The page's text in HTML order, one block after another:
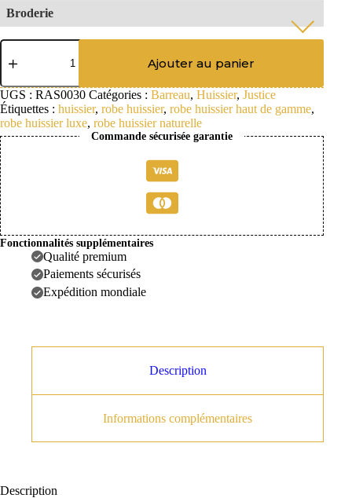
Sans Doublure
Classique
Option de Doublure Classique
Demi - Doublure Devant
Demi - Doublure Devant et
Sans Liseré
Liseré Simple+46,00 €
Liseré Tressé+46,00 €
Les Ecrus
Sans options
Boutons recouverts
Broderie
Min: 2 caractères
Block
quantité
Robe
Huissier
-
La
Soyeuse
Ajouter au panier
UGS : RAS0030 Catégories : Barreau, Huissier, Justice
Étiquettes : huissier, robe huissier, robe huissier haut de gamme,
robe huissier luxe, robe huissier naturelle
Commande sécurisée garantie
Fonctionnalités supplémentaires
Qualité premium
Paiements sécurisés
Expédition mondiale
Description
Informations complémentaires
Description